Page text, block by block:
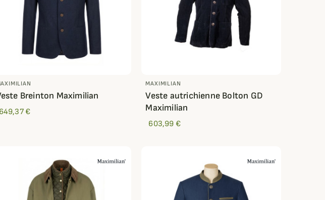
Breinton Maximilian
649,37 €
MAXIMILIAN
Veste autrichienne Bolton GD
Maximilian
603,99 €